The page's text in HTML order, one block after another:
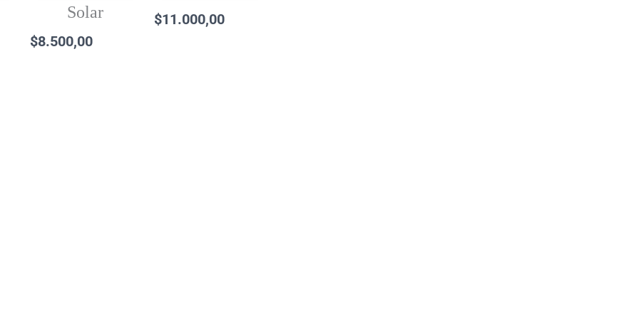
Solar
$8.500,00
$11.000,00